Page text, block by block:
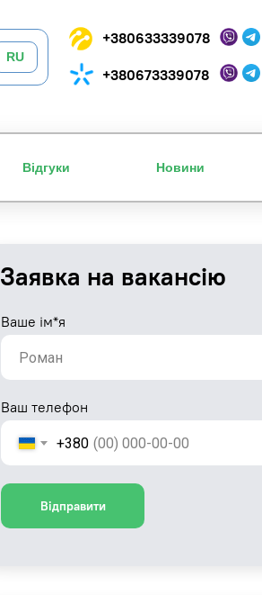
Новини
Відгуки
RU
+380633339078
+380673339078
Ваше ім*я
Ваш телефон
+380
Відправити
Заявка на вакансію